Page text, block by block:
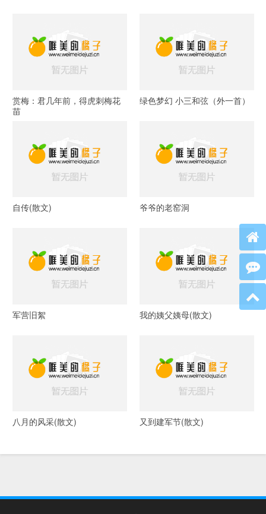
赏梅：君几年前，得虎刺梅花
苗
绿色梦幻 小三和弦（外一首）
自传(散文) 爷爷的老窑洞
军营旧絮 我的姨父姨母(散文)
八月的风采(散文) 又到建军节(散文)